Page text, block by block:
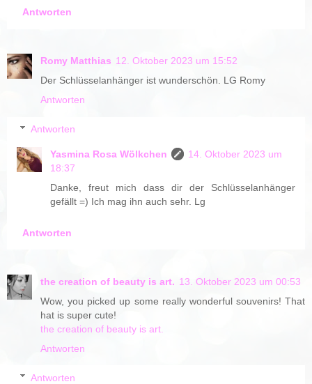
Antworten
Romy Matthias 12. Oktober 2023 um 15:52
Der Schlüsselanhänger ist wunderschön. LG Romy
Antworten
Antworten
Yasmina Rosa Wölkchen
14. Oktober 2023 um
18:37
Danke, freut mich dass dir der Schlüsselanhänger
gefällt =) Ich mag ihn auch sehr. Lg
Antworten
the creation of beauty is art. 13. Oktober 2023 um 00:53
Wow, you picked up some really wonderful souvenirs! That
hat is super cute!
the creation of beauty is art.
Antworten
Antworten